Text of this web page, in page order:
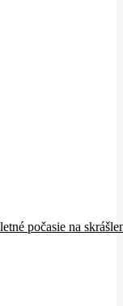
počasie na